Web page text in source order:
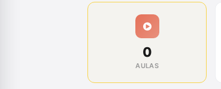
0
AULAS